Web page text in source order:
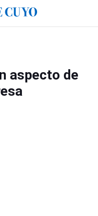
aspecto de